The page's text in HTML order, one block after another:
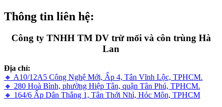
Thông tin liên hệ:
Công ty TNHH TM DV trừ mối và côn trùng Hà
Lan
Địa chỉ:
🔸 A10/12A5 Công Nghệ Mới, Ấp 4, Tân Vĩnh Lộc, TPHCM.
🔸 280 Hoà Bình, phường Hiệp Tân, quận Tân Phú, TPHCM.
🔸 164/6 Ấp Dân Thắng 1, Tân Thới Nhì, Hóc Môn, TPHCM